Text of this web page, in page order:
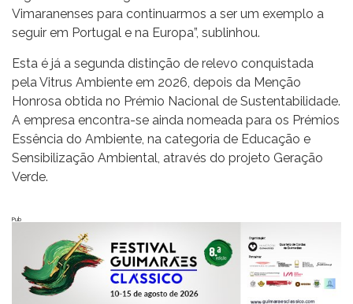
Vimaranenses para continuarmos a ser um exemplo a
seguir em Portugal e na Europa”, sublinhou.
Esta é já a segunda distinção de relevo conquistada
pela Vitrus Ambiente em 2026, depois da Menção
Honrosa obtida no Prémio Nacional de Sustentabilidade.
A empresa encontra-se ainda nomeada para os Prémios
Essência do Ambiente, na categoria de Educação e
Sensibilização Ambiental, através do projeto Geração
Verde.
Pub